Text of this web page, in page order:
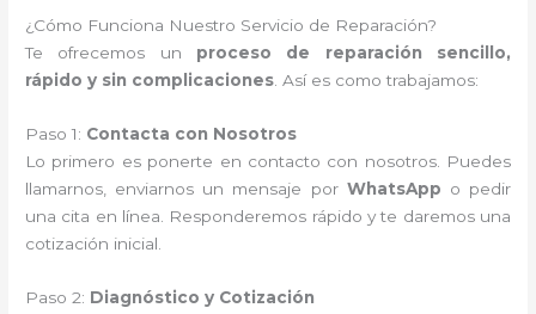
¿Cómo Funciona Nuestro Servicio de Reparación?
Te ofrecemos un proceso de reparación sencillo,
rápido y sin complicaciones. Así es como trabajamos:
Paso 1: Contacta con Nosotros
Lo primero es ponerte en contacto con nosotros. Puedes
llamarnos, enviarnos un mensaje por WhatsApp o pedir
una cita en línea. Responderemos rápido y te daremos una
cotización inicial.
Paso 2: Diagnóstico y Cotización